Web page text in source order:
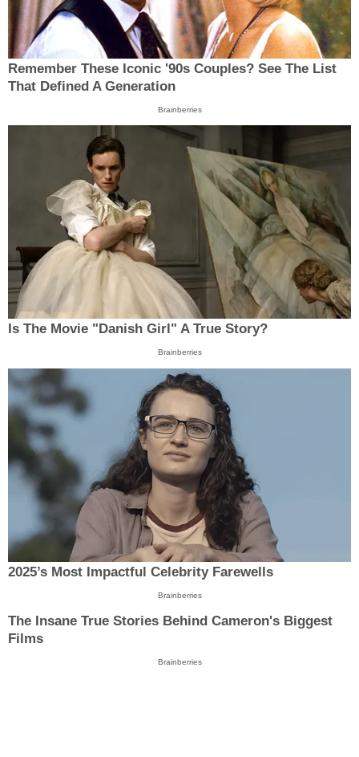
Remember These Iconic '90s Couples? See The List
That Defined A Generation
Brainberries
Is The Movie "Danish Girl" A True Story?
Brainberries
2025’s Most Impactful Celebrity Farewells
Brainberries
The Insane True Stories Behind Cameron's Biggest
Films
Brainberries